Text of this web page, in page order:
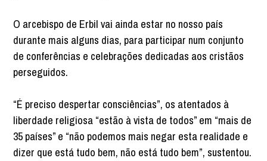
O arcebispo de Erbil vai ainda estar no nosso país
durante mais alguns dias, para participar num conjunto
de conferências e celebrações dedicadas aos cristãos
perseguidos.
“É preciso despertar consciências”, os atentados à
liberdade religiosa “estão à vista de todos” em “mais de
35 países” e “não podemos mais negar esta realidade e
dizer que está tudo bem, não está tudo bem”, sustentou.